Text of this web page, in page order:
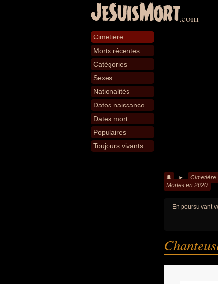
JeSuisMort.com
Cimetière
Morts récentes
Catégories
Sexes
Nationalités
Dates naissance
Dates mort
Populaires
Toujours vivants
► Cimetière
Mortes en 2020
En poursuivant